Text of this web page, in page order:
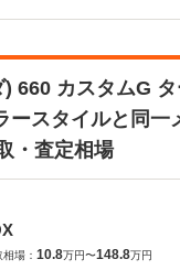
660 カスタムG
ースタイルと同一
・査定相場
場： 10.8万円〜148.8万円